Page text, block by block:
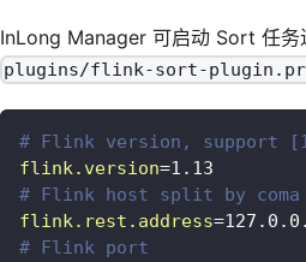
InLong Manager 可启动 Sort 任务
plugins/flink-sort-
# Flink version, support
flink.version=1.13
# Flink host split by
flink.rest.address=
# Flink port